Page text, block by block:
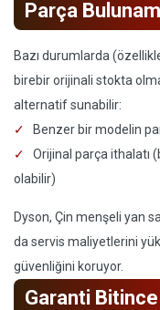
Parça
Bazı durumlarda
birebir orijinali stokta
alternatif sunabilir:
Benzer bir modelin
Orijinal parça ithalatı
olabilir)
Dyson, Çin menşeli yan
da servis maliyetlerini
güvenliğini koruyor.
Garanti